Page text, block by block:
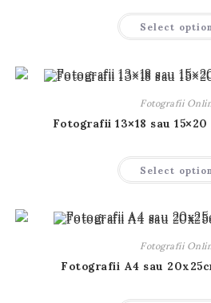
Select
Fotografii
Fotografii 13×18 sau
Select
Fotografii
Fotografii A4 sau